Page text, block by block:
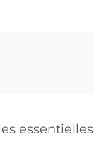
essentielles